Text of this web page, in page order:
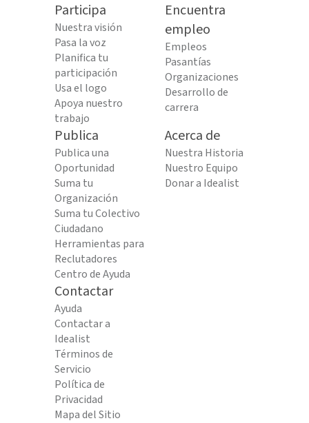
Participa
Nuestra visión
Pasa la voz
Planifica tu
participación
Usa el logo
Apoya nuestro
trabajo
Encuentra
empleo
Empleos
Pasantías
Organizaciones
Desarrollo de
carrera
Publica
Publica una
Oportunidad
Suma tu
Organización
Suma tu Colectivo
Ciudadano
Herramientas para
Reclutadores
Centro de Ayuda
Acerca de
Nuestra Historia
Nuestro Equipo
Donar a Idealist
Contactar
Ayuda
Contactar a
Idealist
Términos de
Servicio
Política de
Privacidad
Mapa del Sitio